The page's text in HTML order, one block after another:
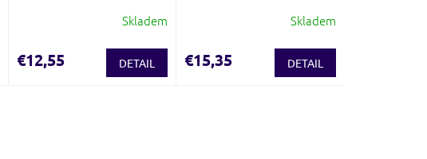
Skladem
€12,55 DETAIL
Skladem
€15,35 DETAIL